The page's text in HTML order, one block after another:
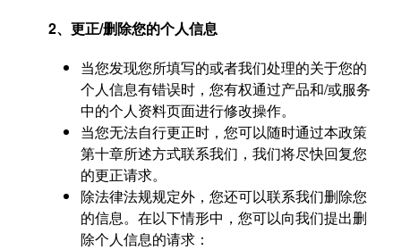
2、更正/删除您的个人信息
当您发现您所填写的或者我们处理的关于您的
个人信息有错误时，您有权通过产品和/或服务
中的个人资料页面进行修改操作。
当您无法自行更正时，您可以随时通过本政策
第十章所述方式联系我们，我们将尽快回复您
的更正请求。
除法律法规规定外，您还可以联系我们删除您
的信息。在以下情形中，您可以向我们提出删
除个人信息的请求：